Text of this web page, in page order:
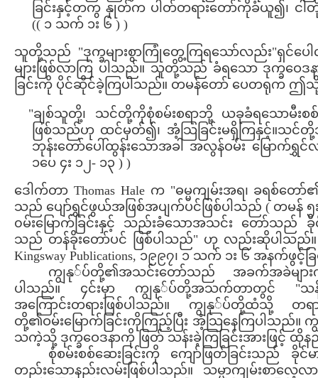
ခြင်းနှင့်တကွ နှုတ်က ပါတ်တရားတော်ကိုခံယူ၍၊ င
(( ၁ သက် ၁း ၆ ) )
သူတို့သည် "ဒုက္ခများစွာကြုံတွေ့ကြရသော်လည်း"ရှင်
များဖြစ်လာကြ ပါသည်။ သူတို့သည် ခံရသော ဒုက္ခဝေဒန
ခြင်းကို ပိုင်ဆိုင်ခဲ့ကြပါသည်။ တမန်တော် ပေတရုက ဤ
"ချစ်သူတို့၊ သင်တို့ကိုစုံစမ်းစရာဘို့ ယခုခံရသောမီး
ဖြစ်သည်ဟု ထင်မှတ်၍၊ အံ့သြခြင်းမရှိကြနှင့်။
ဘုန်းတော်ပေါ်ထွန်းသောအခါ အလွန်ဝမ်း မြောက်ရွှင်
၁ပေ ၄း ၁၂- ၁၃ ) )
ဒေါက်တာ Thomas Hale က "ဓမ္မကျမ်းအရ၊ ခရစ်တ
သည် ပျော်ရွှင်ဖွယ်အဖြစ်အပျက်ပင်ဖြစ်ပါသည် ( တမန် ၅
၀မ်းမြောက်ခြင်းနှင့် သည်းခံသောအသင်း တော်သ
သည် တန်ခိုးတော်ပင် ဖြစ်ပါသည်" ဟု လည်းဆိုပါသည်။
Kingsway Publications, ၁၉၉၇၊ ၁ သက် ၁း ၆ အနက်ဖွင့်ခြ
ကျွနု်ပ်တို့၏အသင်းတော်သည် အခက်အခဲများ
ပါသည်။ ၄င်းမှာ ကျွနု်ပ်တို့အသက်တာတွင် "သန့်ရှ
အကြောင်းတရားဖြစ်ပါသည်။ ကျွနု်ပ်တို့ထံသို့ တရ
တို့၏ဝမ်းမြောက်ခြင်းကိုကြည့်ပြီး အံ့သြနေကြပါ
သကဲ့သို့ ဒုက္ခဝေဒနာကို ဖြတ် သန်းခဲ့ကြခြင်းအားဖြင့် ထို
စုံစမ်းစစ်ဆေးခြင်းကို ကျော်ဖြတ်ခြင်းသည်
တည်းသောနည်းလမ်းဖြစ်ပါသည်။ သမ္မာကျမ်းစာလ